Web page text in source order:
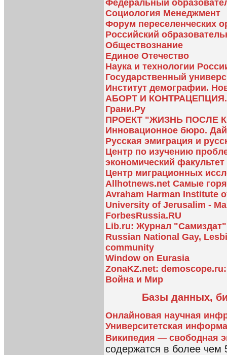
Федеральный
Социология Менеджмент
Форум переселенческих
Российский
Обществознание
Единое Отечество
Наука и технологии
Государственный
Институт демографии.
АБОРТ И
Грани.Ру
ПРОЕКТ "ЖИЗНЬ ПОСЛЕ
Инновационное бюро.
Русская эмиграция и
Центр по изучению
экономический
Центр миграционных
Allhotnews.net Самые
Avraham Harman Institute
University of Jerusalim -
ForbesRussia.RU
Lib.ru: Журнал
Russian National Gay,
community
Window on Eurasia
ZonaKZ.net:
Война и Мир
Базы данных,
Онлайновая научная
Университетская
Википедия — свободная
содержатся в более чем